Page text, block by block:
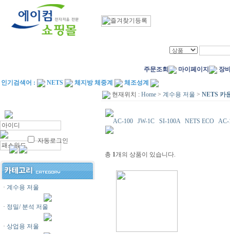
주문조회 마이페이지
장
인기검색어 :
NETS 체지방 체중계 체조성계
자동로그인
· 계수용 저울
· 정밀/ 분석 저울
· 상업용 저울
현재위치 : Home > 계수용 저울 > NETS 카
AC-100 JW-1C SI-100A NETS ECO AC-
총 1개의 상품이 있습니다.